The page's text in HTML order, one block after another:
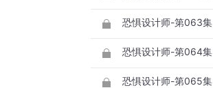
恐惧设计师-第063集
恐惧设计师-第064集
恐惧设计师-第065集